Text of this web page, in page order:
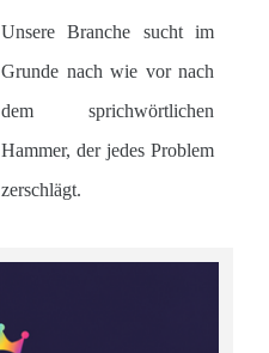
Unsere Branche sucht im
Grunde nach wie vor nach
dem sprichwörtlichen
Hammer, der jedes Problem
zerschlägt.